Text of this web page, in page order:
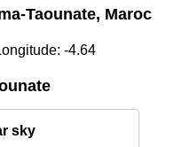
Taounate, Maroc
-4.64
sky